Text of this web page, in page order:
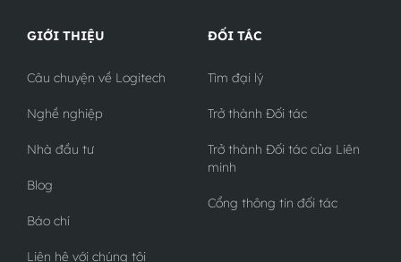
GIỚI THIỆU
Câu chuyện về Logitech
Nghề nghiệp
Nhà đầu tư
Blog
Báo chí
Liên hệ với chúng tôi
ĐỐI TÁC
Tìm đại lý
Trở thành Đối tác
Trở thành Đối tác của Liên
minh
Cổng thông tin đối tác